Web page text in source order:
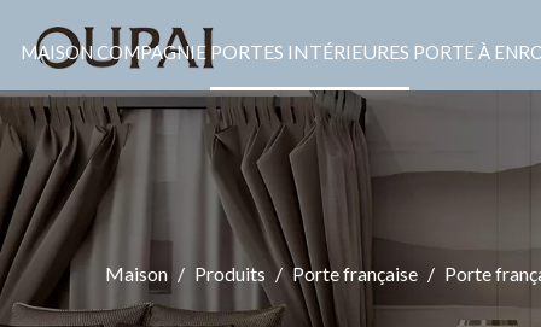
MAISON COMPAGNIE PORTES INTÉRIEURES PORTE À
Maison / Produits / Porte française / Porte